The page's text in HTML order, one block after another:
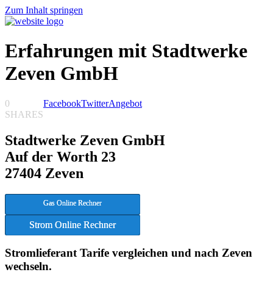
Zum Inhalt springen
Erfahrungen mit Stadtwerke
Zeven GmbH
0
SHARES
FacebookTwitterAngebot
Stadtwerke Zeven GmbH
Auf der Worth 23
27404 Zeven
Gas Online Rechner
Strom Online Rechner
Stromlieferant Tarife vergleichen und nach Zeven
wechseln.